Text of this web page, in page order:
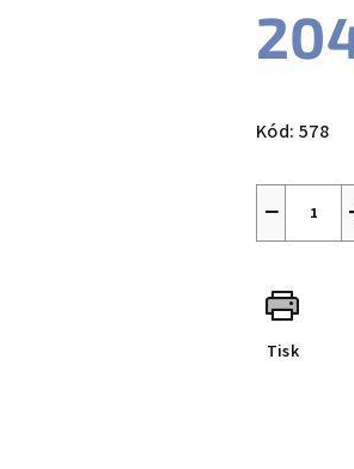
cena:
Kód: 578
−
Tisk